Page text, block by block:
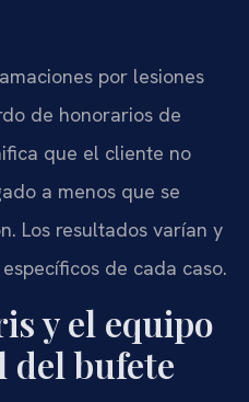
por lesiones
de honorarios de
que el cliente no
a menos que se
Los resultados varían y
de cada caso.
y el equipo
del bufete